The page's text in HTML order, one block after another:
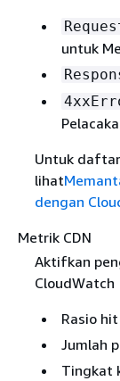
untuk
Untuk
lihat
dengan
Metrik CDN
Aktifkan
CloudWatch
Rasio
Jumlah
Tingkat